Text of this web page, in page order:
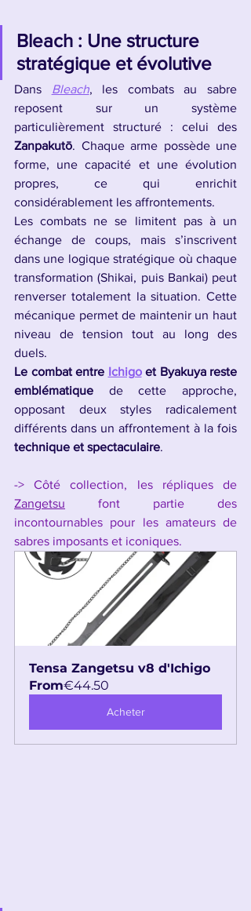
Bleach : Une structure
stratégique et évolutive
Dans Bleach, les combats au sabre
reposent sur un système
Zanpakutō. Chaque arme possède une
forme, une capacité et une évolution
propres, ce qui enrichit
considérablement les affrontements.
Les combats ne se limitent pas à un
échange de coups, mais s’inscrivent
dans une logique stratégique où chaque
transformation (Shikai, puis Bankai) peut
renverser totalement la situation. Cette
mécanique permet de maintenir un haut
niveau de tension tout au long des
duels.
Le combat entre Ichigo et Byakuya reste
emblématique de cette approche,
opposant deux styles radicalement
technique et spectaculaire.
Zangetsu font partie des
incontournables pour les amateurs de
sabres imposants et iconiques.
Tensa Zangetsu v8 d'Ichigo
From€44.50
Acheter